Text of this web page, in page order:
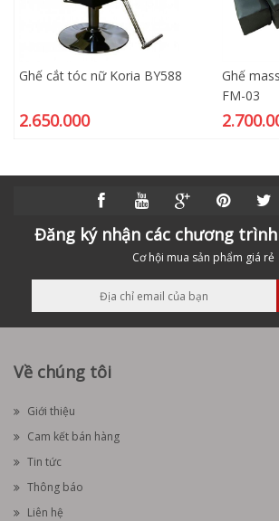
Ghế cắt tóc nữ Koria BY588
2.650.000
Ghế
FM-03
Đăng ký nhận các chương
Cơ hội mua sản phẩm giá rẻ
Về chúng tôi
Giới thiệu
Cam kết bán hàng
Tin tức
Thông báo
Liên hệ